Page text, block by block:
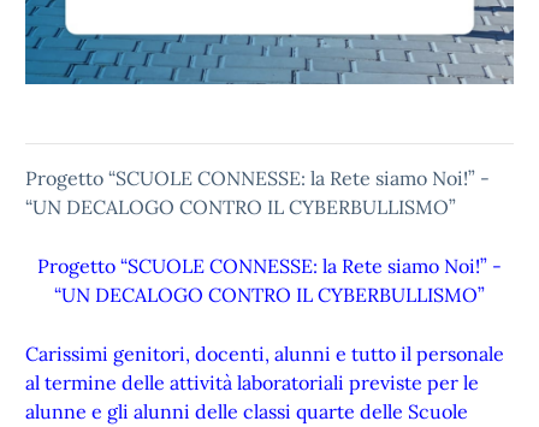
Progetto “SCUOLE CONNESSE: la Rete siamo Noi!” -
“UN DECALOGO CONTRO IL CYBERBULLISMO”
Progetto “SCUOLE CONNESSE: la Rete siamo Noi!” -
“UN DECALOGO CONTRO IL CYBERBULLISMO”
Carissimi genitori, docenti, alunni e tutto il personale
al termine delle attività laboratoriali previste per le
alunne e gli alunni delle classi quarte delle Scuole